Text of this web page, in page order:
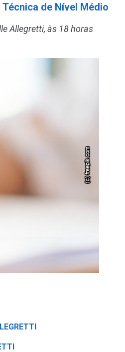
de Nível Médio
Allegretti, às 18 horas